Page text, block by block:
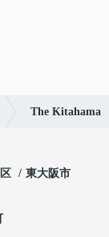
The Kitahama
東大阪市